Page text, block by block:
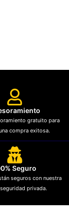
gratuito para
compra exitosa.
Seguro
seguros con nuestra
privada.